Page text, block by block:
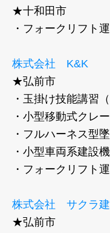
★十和田市
・フォークリフト
株式会社 K&K
★弘前市
・玉掛け技能講習
・小型移動式クレ
・フルハーネス型
・小型車両系建設
・フォークリフト
株式会社 サクラ
★弘前市